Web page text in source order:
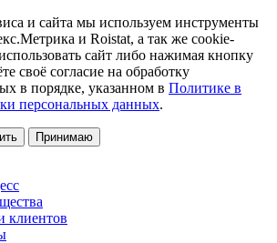
и сайта мы используем инструменты
и Roistat, а так же cookie-
сайт либо нажимая кнопку
своё согласие на обработку
в порядке, указанном в Политике в
персональных данных.
Принимаю
клиентов